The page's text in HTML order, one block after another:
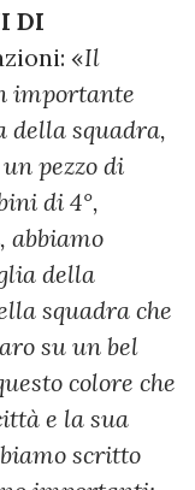
DI
«Il
importante
della squadra,
pezzo di
di 4°,
abbiamo
della
squadra che
su un bel
colore che
e la sua
scritto